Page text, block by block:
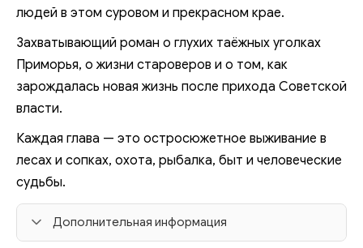
людей в этом суровом и прекрасном крае.
Захватывающий роман о глухих таёжных уголках
Приморья, о жизни староверов и о том, как
зарождалась новая жизнь после прихода Советской
власти.
Каждая глава — это остросюжетное выживание в
лесах и сопках, охота, рыбалка, быт и человеческие
судьбы.
Дополнительная информация